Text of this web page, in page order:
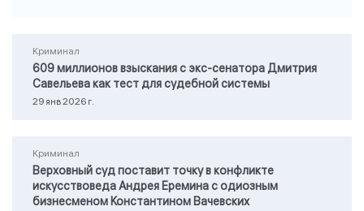
Криминал
609 миллионов взыскания с экс-сенатора Дмитрия
Савельева как тест для судебной системы
29 янв 2026 г.
Криминал
Верховный суд поставит точку в конфликте
искусствоведа Андрея Еремина с одиозным
бизнесменом Константином Вачевских